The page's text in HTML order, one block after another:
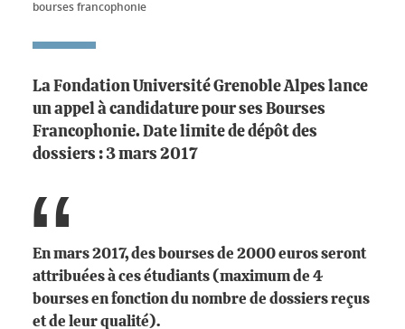
bourses francophonie
La Fondation Université Grenoble Alpes lance
un appel à candidature pour ses Bourses
Francophonie. Date limite de dépôt des
dossiers : 3 mars 2017
En mars 2017, des bourses de 2000 euros seront
attribuées à ces étudiants (maximum de 4
bourses en fonction du nombre de dossiers reçus
et de leur qualité).